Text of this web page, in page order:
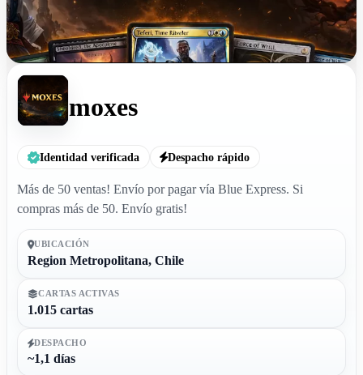
moxes
Identidad verificada Despacho rápido
Más de 50 ventas! Envío por pagar vía Blue Express. Si
compras más de 50. Envío gratis!
UBICACIÓN
Region Metropolitana, Chile
CARTAS ACTIVAS
1.015 cartas
DESPACHO
~1,1 días